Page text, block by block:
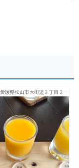
愛媛県松山市大街道３丁目２
−２５